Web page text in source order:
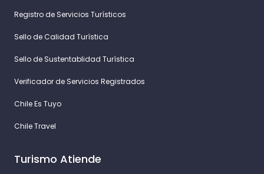
Registro de Servicios Turísticos
Sello de Calidad Turística
Sello de Sustentablidad Turística
Verificador de Servicios Registrados
Chile Es Tuyo
Chile Travel
Turismo Atiende